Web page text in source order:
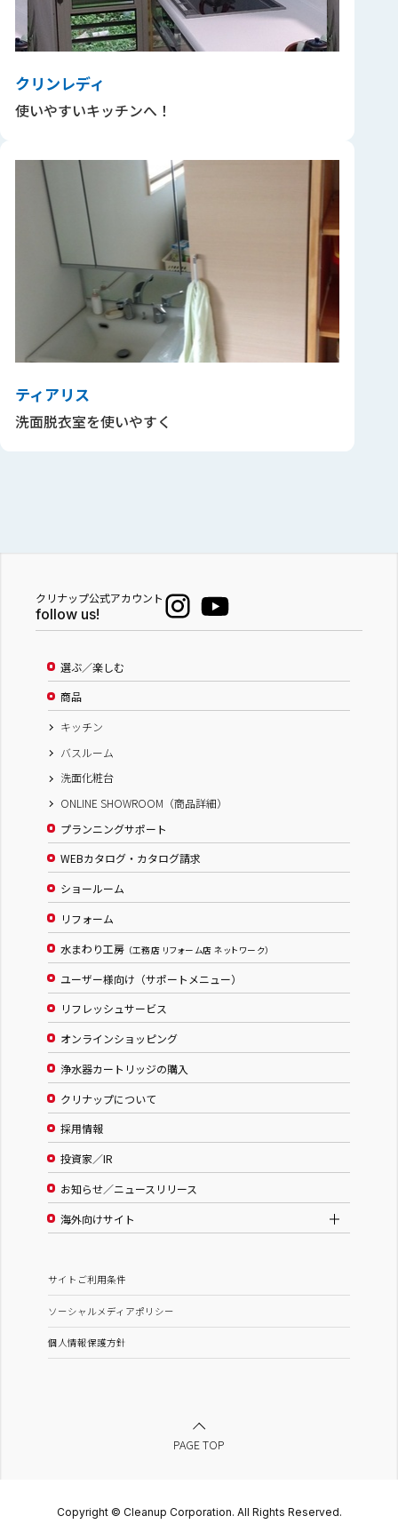
クリンレディ
使いやすいキッチンへ！
ティアリス
洗面脱衣室を使いやすく
クリナップ公式アカウント
follow us!
選ぶ／楽しむ
商品
キッチン
バスルーム
洗面化粧台
ONLINE SHOWROOM（商品詳細）
プランニングサポート
WEBカタログ・カタログ請求
ショールーム
リフォーム
水まわり工房 （工務店 リフォーム店 ネットワーク）
ユーザー様向け（サポートメニュー）
リフレッシュサービス
オンラインショッピング
浄水器カートリッジの購入
クリナップについて
採用情報
投資家／IR
お知らせ／ニュースリリース
海外向けサイト
サイトご利用条件
ソーシャルメディアポリシー
個人情報保護方針
PAGE TOP
Copyright © Cleanup Corporation. All Rights Reserved.